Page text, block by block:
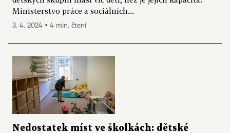
Ministerstvo práce a sociálních...
3. 4. 2024 ▪ 4 min. čtení
Nedostatek míst ve školkách: dětské